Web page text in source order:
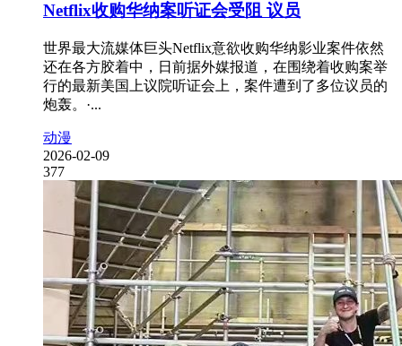
Netflix收购华纳案听证会受阻 议员
世界最大流媒体巨头Netflix意欲收购华纳影业案件依然
还在各方胶着中，日前据外媒报道，在围绕着收购案举
行的最新美国上议院听证会上，案件遭到了多位议员的
炮轰。·...
动漫
2026-02-09
377